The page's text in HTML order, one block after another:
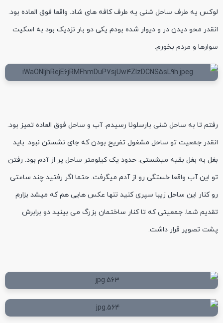
لوکس یه طرف ساحل شنی یه طرف کافه های شاد. واقعا فوق العاده بود.
انقدر محو دیدن در و دیوار شده بودم یکی دو بار نزدیک بود به اسکیت
سوارها و مردم بخورم.
رفتم تا به ساحل شنی بارسلونا رسیدم. آب و ساحل فوق العاده تمیز بود.
انقدر جمعیت تو ساحل مشغول تفریح بودن که جای نشستن نبود. باید
بغل به بغل بقیه میشستی. حدود یک کیلومتر ساحل پر از آدم بود. رفتن
تو این آب واقعا خستگی رو از آدم میگرفت. حتما اگر رفتید چند ساعتی
رو کنار این ساحل زیبا سپری کنید تنها عکس هایی هم که میشد بزارم
تقدیم شما. جمعیتی که تا کنار ساختمان بزرگ می بینید دو برابرش
پشت تصویر قرار داشت.